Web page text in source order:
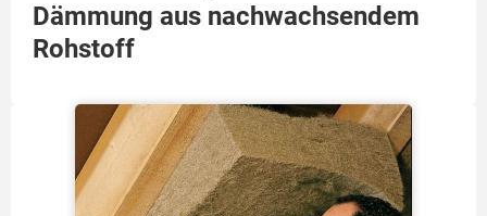
Dämmung aus nachwachsendem
Rohstoff